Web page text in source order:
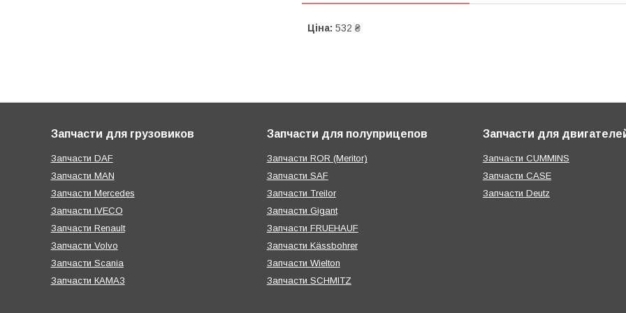
Ціна: 532 ₴
Запчасти для грузовиков
Запчасти DAF
Запчасти MAN
Запчасти Mercedes
Запчасти IVECO
Запчасти Renault
Запчасти Volvo
Запчасти Scania
Запчасти КАМАЗ
Запчасти для полуприцепов
Запчасти ROR (Meritor)
Запчасти SAF
Запчасти Treilor
Запчасти Gigant
Запчасти FRUEHAUF
Запчасти Kässbohrer
Запчасти Wielton
Запчасти SCHMITZ
Запчасти для
Запчасти CUMMINS
Запчасти CASE
Запчасти Deutz